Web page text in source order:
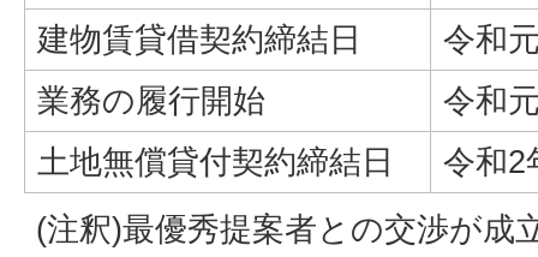
建物賃貸借契約締結日
令和
業務の履行開始
令和
土地無償貸付契約締結日
令和2
(注釈)最優秀提案者との交渉が成